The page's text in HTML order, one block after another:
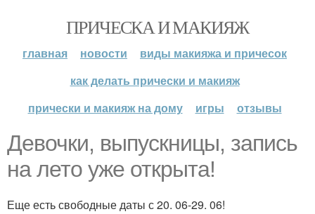
ПРИЧЕСКА И МАКИЯЖ
главная новости
виды макияжа и причесок
как делать прически и макияж
прически и макияж на дому
игры отзывы
Девочки, выпускницы, запись
на лето уже открыта!
Еще есть свободные даты с 20. 06-29. 06!